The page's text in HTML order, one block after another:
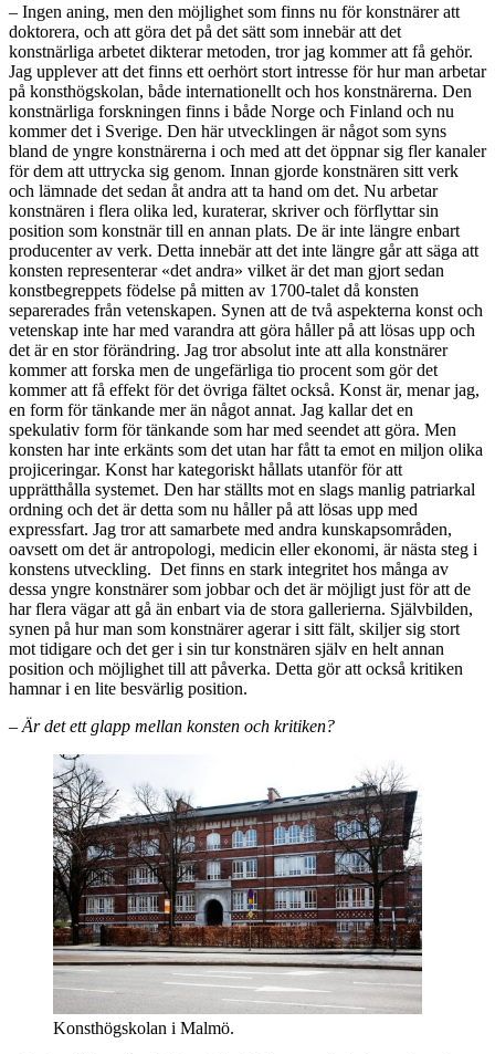
– Ingen aning, men den möjlighet som finns nu för konstnärer att
doktorera, och att göra det på det sätt som innebär att det
konstnärliga arbetet dikterar metoden, tror jag kommer att få gehör.
Jag upplever att det finns ett oerhört stort intresse för hur man arbetar
på konsthögskolan, både internationellt och hos konstnärerna. Den
konstnärliga forskningen finns i både Norge och Finland och nu
kommer det i Sverige. Den här utvecklingen är något som syns
bland de yngre konstnärerna i och med att det öppnar sig fler kanaler
för dem att uttrycka sig genom. Innan gjorde konstnären sitt verk
och lämnade det sedan åt andra att ta hand om det. Nu arbetar
konstnären i flera olika led, kuraterar, skriver och förflyttar sin
position som konstnär till en annan plats. De är inte längre enbart
producenter av verk. Detta innebär att det inte längre går att säga att
konsten representerar «det andra» vilket är det man gjort sedan
konstbegreppets födelse på mitten av 1700-talet då konsten
separerades från vetenskapen. Synen att de två aspekterna konst och
vetenskap inte har med varandra att göra håller på att lösas upp och
det är en stor förändring. Jag tror absolut inte att alla konstnärer
kommer att forska men de ungefärliga tio procent som gör det
kommer att få effekt för det övriga fältet också. Konst är, menar jag,
en form för tänkande mer än något annat. Jag kallar det en
spekulativ form för tänkande som har med seendet att göra. Men
konsten har inte erkänts som det utan har fått ta emot en miljon olika
projiceringar. Konst har kategoriskt hållats utanför för att
upprätthålla systemet. Den har ställts mot en slags manlig patriarkal
ordning och det är detta som nu håller på att lösas upp med
expressfart. Jag tror att samarbete med andra kunskapsområden,
oavsett om det är antropologi, medicin eller ekonomi, är nästa steg i
konstens utveckling. Det finns en stark integritet hos många av
dessa yngre konstnärer som jobbar och det är möjligt just för att de
har flera vägar att gå än enbart via de stora gallerierna. Självbilden,
synen på hur man som konstnärer agerar i sitt fält, skiljer sig stort
mot tidigare och det ger i sin tur konstnären själv en helt annan
position och möjlighet till att påverka. Detta gör att också kritiken
hamnar i en lite besvärlig position.
– Är det ett glapp mellan konsten och kritiken?
Konsthögskolan i Malmö.